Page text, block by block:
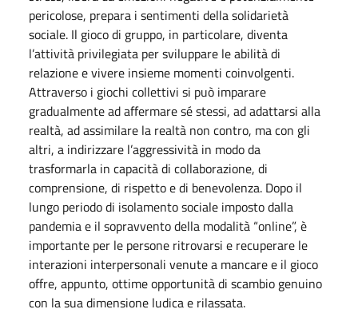
pericolose, prepara i sentimenti della solidarietà
sociale. Il gioco di gruppo, in particolare, diventa
l’attività privilegiata per sviluppare le abilità di
relazione e vivere insieme momenti coinvolgenti.
Attraverso i giochi collettivi si può imparare
gradualmente ad affermare sé stessi, ad adattarsi alla
realtà, ad assimilare la realtà non contro, ma con gli
altri, a indirizzare l’aggressività in modo da
trasformarla in capacità di collaborazione, di
comprensione, di rispetto e di benevolenza. Dopo il
lungo periodo di isolamento sociale imposto dalla
pandemia e il sopravvento della modalità “online”, è
importante per le persone ritrovarsi e recuperare le
interazioni interpersonali venute a mancare e il gioco
offre, appunto, ottime opportunità di scambio genuino
con la sua dimensione ludica e rilassata.